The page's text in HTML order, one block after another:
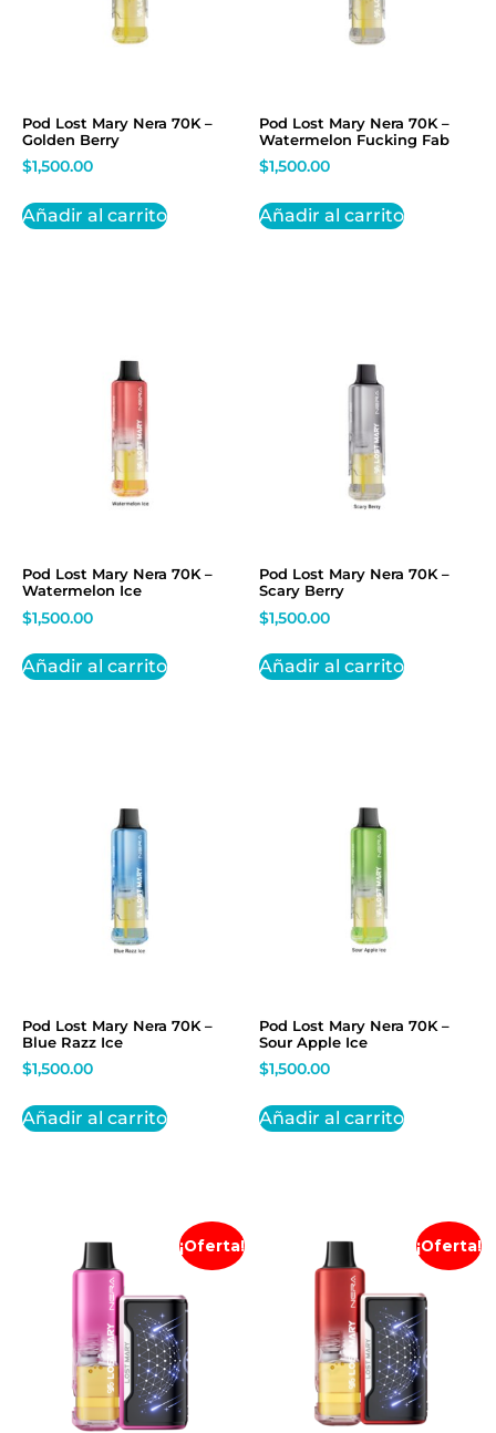
Pod Lost Mary Nera 70K –
Golden Berry
$1,500.00
Añadir al carrito
Pod Lost Mary Nera 70K –
Watermelon Fucking Fab
$1,500.00
Añadir al carrito
Pod Lost Mary Nera 70K –
Watermelon Ice
$1,500.00
Añadir al carrito
Pod Lost Mary Nera 70K –
Scary Berry
$1,500.00
Añadir al carrito
Pod Lost Mary Nera 70K –
Blue Razz Ice
$1,500.00
Añadir al carrito
Pod Lost Mary Nera 70K –
Sour Apple Ice
$1,500.00
Añadir al carrito
¡Oferta! ¡Oferta!